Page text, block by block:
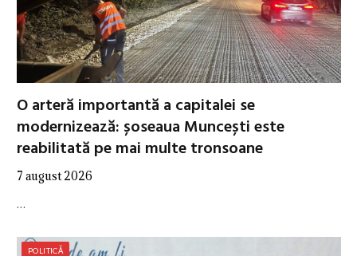
O arteră importantă a capitalei se
modernizează: șoseaua Muncești este
reabilitată pe mai multe tronsoane
7 august 2026
…
POLITICĂ